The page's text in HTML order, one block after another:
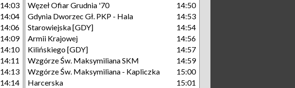
14:03
14:04
14:06
14:09
14:10
14:11
14:13
14:14
Węzeł Ofiar Grudnia '70
14:50
Gdynia Dworzec Gł. PKP - Hala
14:53
Starowiejska [GDY]
14:54
Armii Krajowej
14:56
Kilińskiego [GDY]
14:57
Wzgórze Św. Maksymiliana SKM
14:59
Wzgórze Św. Maksymiliana - Kapliczka
15:00
Harcerska
15:01